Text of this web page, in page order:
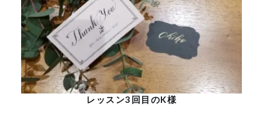
レッスン3回目のK様